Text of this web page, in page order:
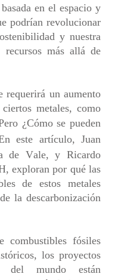
en el espacio y
podrían revolucionar
y nuestra
recursos más allá de
requerirá un aumento
metales, como
¿Cómo se pueden
este artículo,
Juan
de Vale, y Ricardo
exploran por qué las
de estos metales
la descarbonización
combustibles fósiles
los proyectos
del mundo están